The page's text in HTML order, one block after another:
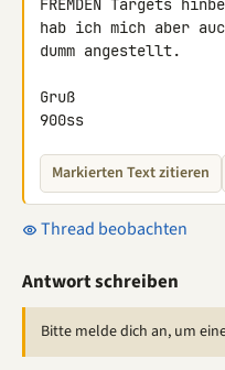
FREMDEN Targets
hab ich mich aber
dumm angestellt.
Gruß
900ss
Markierten Text zitieren
Thread beobachten
Antwort schreiben
Bitte melde dich an, um